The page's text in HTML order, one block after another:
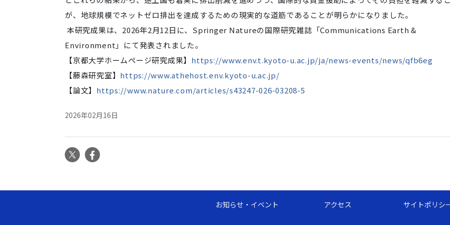
が、地球規模でネットゼロ排出を達成するための現実的な道筋であることが明らかになりました。
本研究成果は、2026年2月12日に、Springer Natureの国際研究雑誌「Communications Earth &
Environment」にて発表されました。
【京都大学ホームページ研究成果】 https://www.env.t.kyoto-u.ac.jp/ja/news-events/news/qfb6eg
【藤森研究室】 https://www.athehost.env.kyoto-u.ac.jp/
【論文】 https://www.nature.com/articles/s43247-026-03208-5
2026年02月16日
X
お知らせ・イベント アクセス サイトポリシ